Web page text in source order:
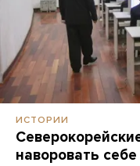
ИСТОРИИ
наворовать